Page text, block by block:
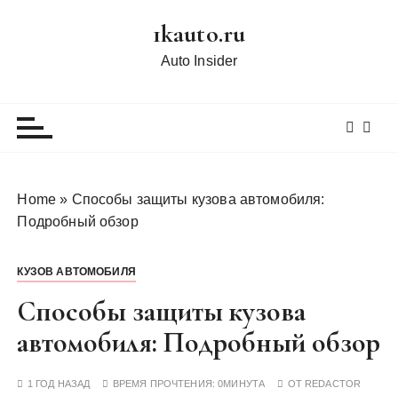
1kauto.ru
Auto Insider
Home » Способы защиты кузова автомобиля:
Подробный обзор
КУЗОВ АВТОМОБИЛЯ
Способы защиты кузова
автомобиля: Подробный обзор
1 ГОД НАЗАД ВРЕМЯ ПРОЧТЕНИЯ:0МИНУТА ОТ REDACTOR